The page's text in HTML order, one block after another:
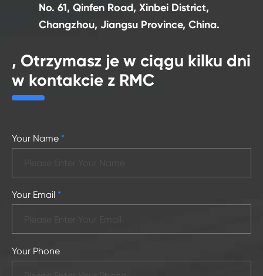
No. 61, Qinfen Road, Xinbei District,
Changzhou, Jiangsu Province, China.
, Otrzymasz je w ciągu kilku dni
w kontakcie z RMC
Your Name *
Your Email *
Your Phone